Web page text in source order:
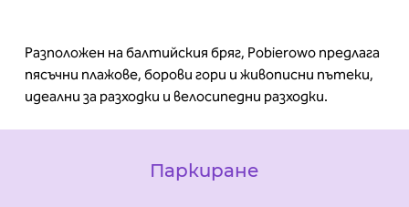
Разположен на балтийския бряг, Pobierowo предлага
пясъчни плажове, борови гори и живописни пътеки,
идеални за разходки и велосипедни разходки.
Паркиране